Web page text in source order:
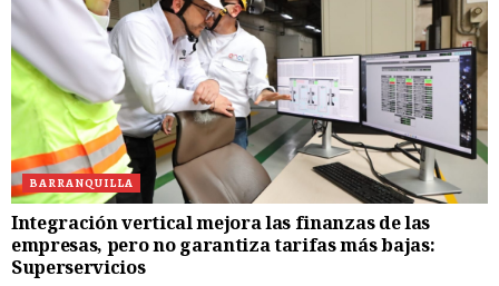
BARRANQUILLA
Integración vertical mejora las finanzas de las
empresas, pero no garantiza tarifas más bajas:
Superservicios